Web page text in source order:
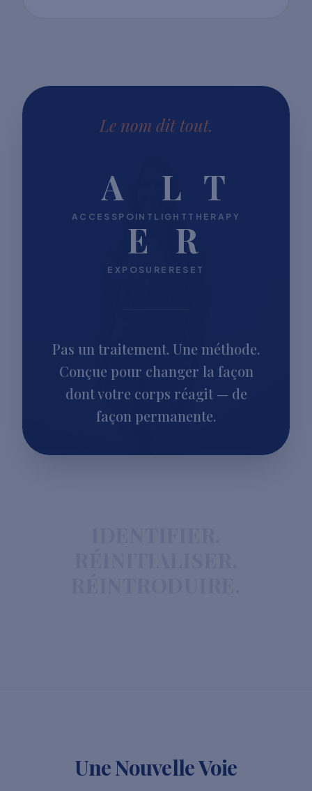
Le nom dit tout.
A
ACCESSPOINT
L
LIGHT
T
THERAPY
E
EXPOSURE
R
RESET
Pas un traitement. Une méthode.
Conçue pour changer la façon
dont votre corps réagit — de
façon permanente.
Une Nouvelle Voie